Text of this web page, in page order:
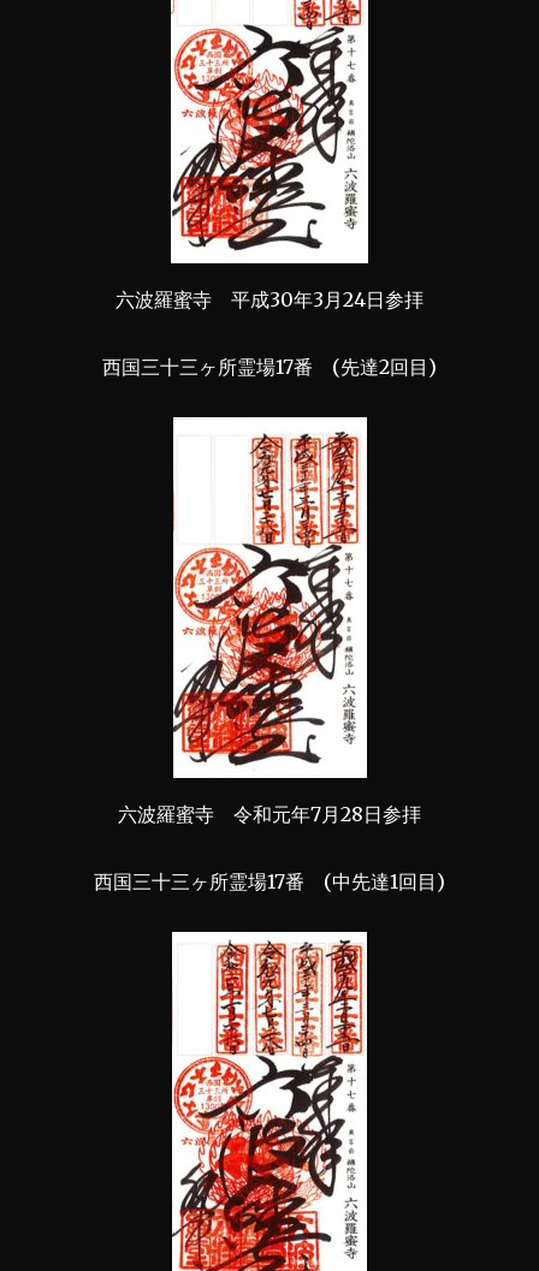
六波羅蜜寺 平成30年3月24日参拝
西国三十三ヶ所霊場17番 (先達2回目)
六波羅蜜寺 令和元年7月28日参拝
西国三十三ヶ所霊場17番 (中先達1回目)